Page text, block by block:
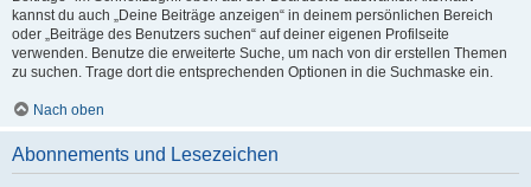
kannst du auch „Deine Beiträge anzeigen“ in deinem persönlichen Bereich
oder „Beiträge des Benutzers suchen“ auf deiner eigenen Profilseite
verwenden. Benutze die erweiterte Suche, um nach von dir erstellen Themen
zu suchen. Trage dort die entsprechenden Optionen in die Suchmaske ein.
Nach oben
Abonnements und Lesezeichen